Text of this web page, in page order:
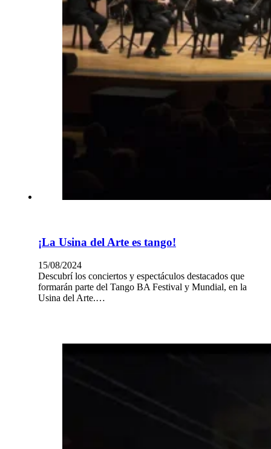
¡La Usina del Arte es tango!
15/08/2024
Descubrí los conciertos y espectáculos destacados que
formarán parte del Tango BA Festival y Mundial, en la
Usina del Arte.…